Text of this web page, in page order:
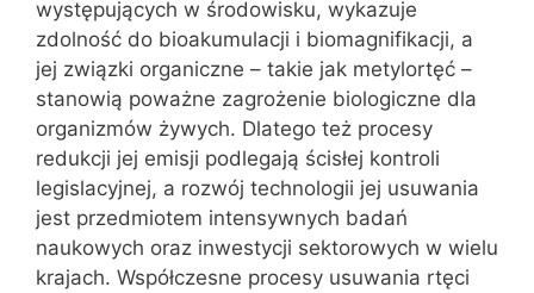
występujących w środowisku, wykazuje
zdolność do bioakumulacji i biomagnifikacji, a
jej związki organiczne – takie jak metylortęć –
stanowią poważne zagrożenie biologiczne dla
organizmów żywych. Dlatego też procesy
redukcji jej emisji podlegają ścisłej kontroli
legislacyjnej, a rozwój technologii jej usuwania
jest przedmiotem intensywnych badań
naukowych oraz inwestycji sektorowych w wielu
krajach. Współczesne procesy usuwania rtęci